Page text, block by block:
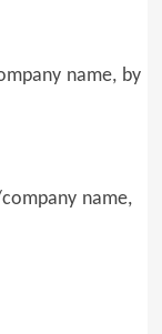
name, by
name,